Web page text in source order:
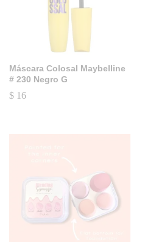
Máscara Colosal Maybelline
# 230 Negro G
$ 16